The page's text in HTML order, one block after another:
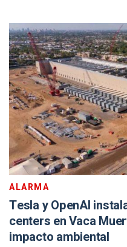
ALARMA
Tesla y OpenAI
centers en Vaca
impacto ambiental